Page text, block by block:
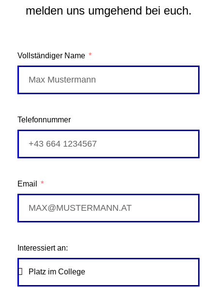
melden uns umgehend bei euch.
Vollständiger Name
Telefonnummer
Email
Interessiert an: